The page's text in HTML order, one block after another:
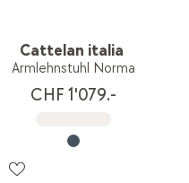
Cattelan italia
Armlehnstuhl Norma
CHF 1'079.-